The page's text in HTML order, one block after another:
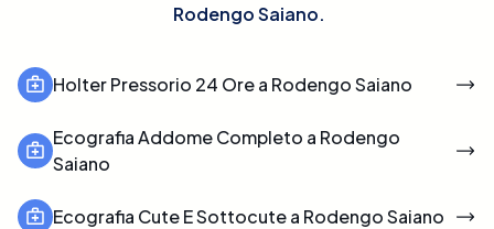
Rodengo Saiano.
Holter Pressorio 24 Ore a Rodengo Saiano
Ecografia Addome Completo a Rodengo
Saiano
Ecografia Cute E Sottocute a Rodengo Saiano